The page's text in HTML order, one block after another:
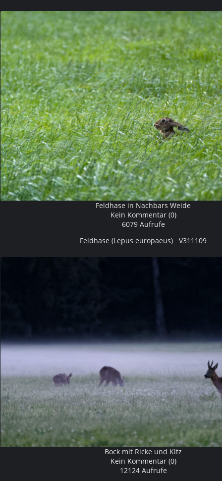
Feldhase in Nachbars Weide
Kein Kommentar (0)
6079 Aufrufe
Feldhase (Lepus europaeus) V311109
Bock mit Ricke und Kitz
Kein Kommentar (0)
12124 Aufrufe